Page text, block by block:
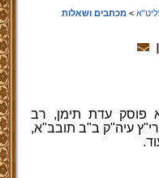
>מכתבים ושאלות
פוסק עדת תימן, רב
עיה"ק ב"ב תובב"א,